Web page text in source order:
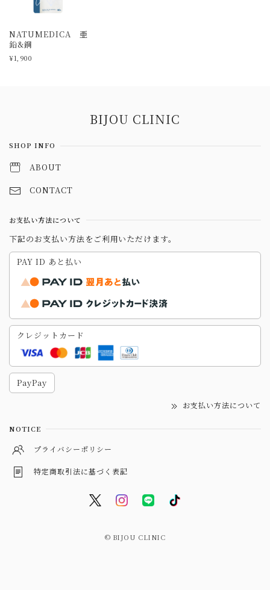
NATUMEDICA 亜
鉛&銅
¥1,900
BIJOU CLINIC
SHOP INFO
ABOUT
CONTACT
お支払い方法について
下記のお支払い方法をご利用いただけます。
PAY ID あと払い
クレジットカード
PayPay
お支払い方法について
NOTICE
プライバシーポリシー
特定商取引法に基づく表記
© BIJOU CLINIC